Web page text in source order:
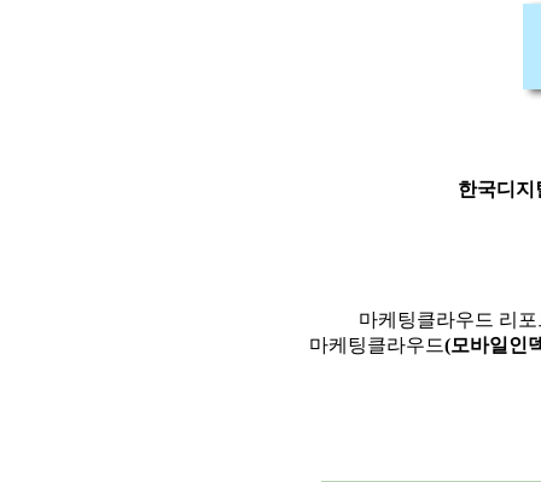
한국디지
마케팅클라우드 리
마케팅클라우드(모바일인